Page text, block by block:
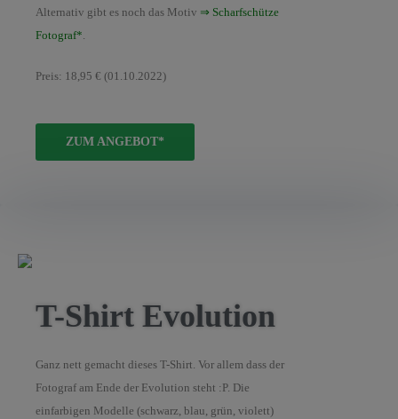
Alternativ gibt es noch das Motiv ⇒ Scharfschütze
Fotograf*
Preis: 18,95 € (01.10.2022)
ZUM ANGEBOT*
T-Shirt Evolution
Ganz nett gemacht dieses T-Shirt. Vor allem dass der
Fotograf am Ende der Evolution steht :P. Die
einfarbigen Modelle (schwarz, blau, grün, violett)